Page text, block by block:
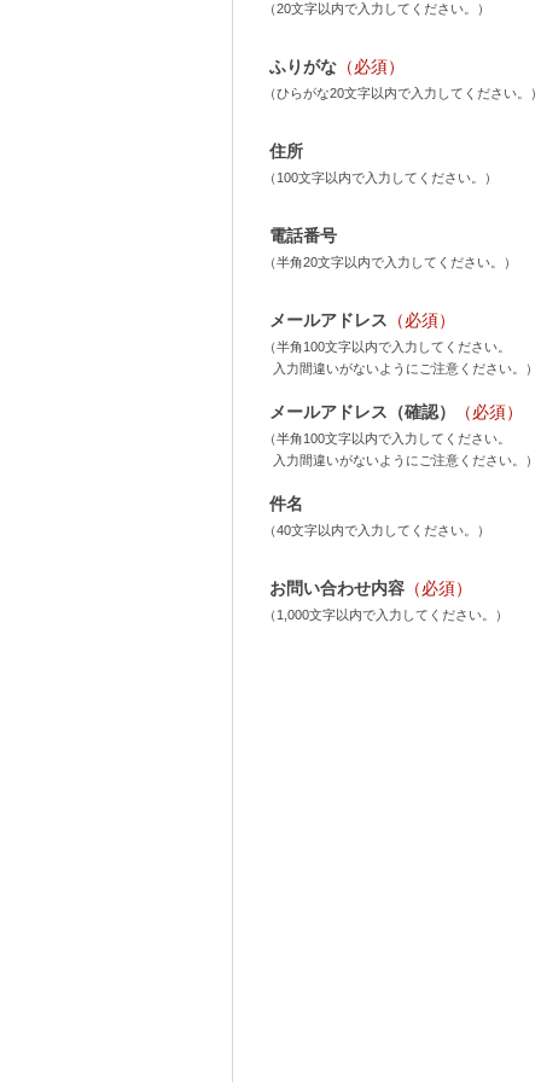
（20文字以内で入力してください。）
ふりがな （必須）
（ひらがな20文字以内で入力してください。
住所
（100文字以内で入力してください。）
電話番号
（半角20文字以内で入力してください。）
メールアドレス （必須）
（半角100文字以内で入力してください。
入力間違いがないようにご注意ください。）
メールアドレス（確認） （必須）
（半角100文字以内で入力してください。
入力間違いがないようにご注意ください。）
件名
（40文字以内で入力してください。）
お問い合わせ内容 （必須）
（1,000文字以内で入力してください。）